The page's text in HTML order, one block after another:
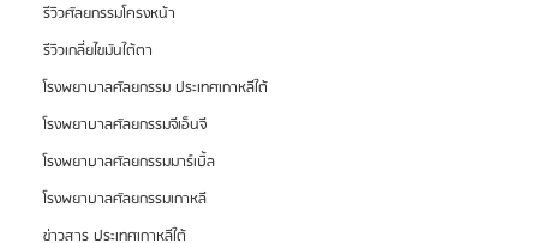
รีวิวศัลยกรรมโครงหน้า
รีวิวเกลี่ยไขมันใต้ตา
โรงพยาบาลศัลยกรรม ประเทศเกาหลีใต้
โรงพยาบาลศัลยกรรมจีเอ็นจี
โรงพยาบาลศัลยกรรมมาร์เบิ้ล
โรงพยาบาลศัลยกรรมเกาหลี
ข่าวสาร ประเทศเกาหลีใต้
สุขภาพลึก